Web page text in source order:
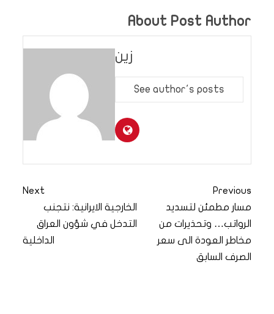
About Post Author
زين
See author's posts
Previous
مسار مطمئن لتسديد
الرواتب… وتحذيرات من
مخاطر العودة الى سعر
الصرف السابق
Next
الخارجية الايرانية: نتجنب
التدخل في شؤون العراق
الداخلية